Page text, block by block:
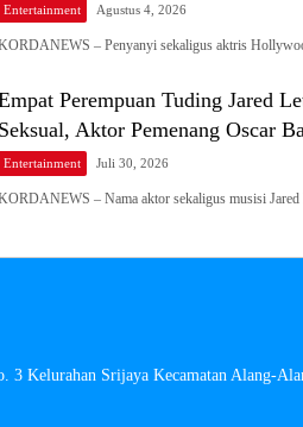
Entertainment Agustus 4, 2026
– Penyanyi sekaligus aktris
Perempuan Tuding Jared
Seksual, Aktor Pemenang Oscar
Entertainment Juli 30, 2026
– Nama aktor sekaligus musisi
3 Kelurahan Srijaya Kecamatan Alang-